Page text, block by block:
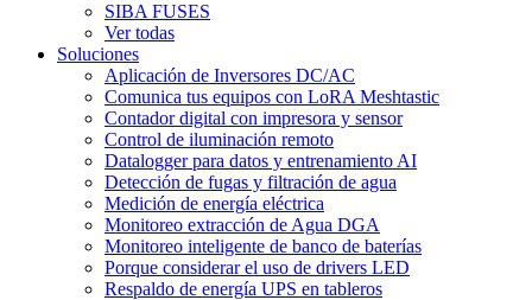
SIBA FUSES
Ver todas
Soluciones
Aplicación de Inversores DC/AC
Comunica tus equipos con LoRA Meshtastic
Contador digital con impresora y sensor
Control de iluminación remoto
Datalogger para datos y entrenamiento AI
Detección de fugas y filtración de agua
Medición de energía eléctrica
Monitoreo extracción de Agua DGA
Monitoreo inteligente de banco de baterías
Porque considerar el uso de drivers LED
Respaldo de energía UPS en tableros